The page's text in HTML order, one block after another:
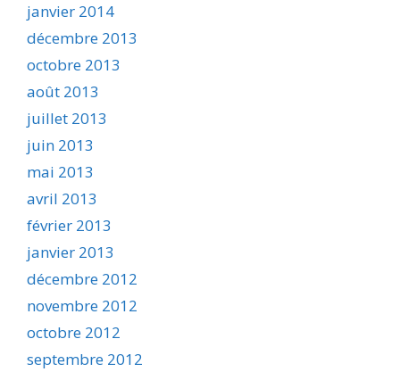
janvier 2014
décembre 2013
octobre 2013
août 2013
juillet 2013
juin 2013
mai 2013
avril 2013
février 2013
janvier 2013
décembre 2012
novembre 2012
octobre 2012
septembre 2012